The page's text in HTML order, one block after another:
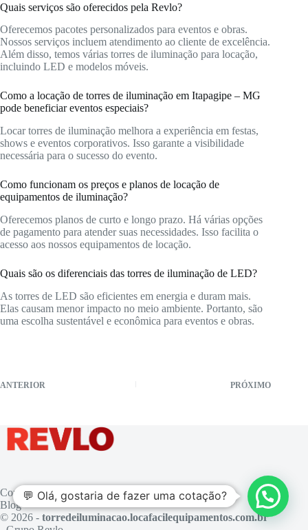
Quais serviços são oferecidos pela Revlo?
Oferecemos pacotes personalizados para eventos e obras.
Nossos serviços incluem atendimento ao cliente de excelência.
Além disso, temos várias torres de iluminação para locação,
incluindo LED e modelos móveis.
Como a locação de torres de iluminação em Itapagipe – MG
pode beneficiar eventos especiais?
Locar torres de iluminação melhora a experiência em festas,
shows e eventos corporativos. Isso garante a visibilidade
necessária para o sucesso do evento.
Como funcionam os preços e planos de locação de
equipamentos de iluminação?
Oferecemos planos de curto e longo prazo. Há várias opções
de pagamento para atender suas necessidades. Isso facilita o
acesso aos nossos equipamentos de locação.
Quais são os diferenciais das torres de iluminação de LED?
As torres de LED são eficientes em energia e duram mais.
Elas causam menor impacto no meio ambiente. Portanto, são
uma escolha sustentável e econômica para eventos e obras.
ANTERIOR PRÓXIMO
Contato
Blog
© 2026 - torredeiluminacao.locafacilequipamentos.com.br
💬 Olá, gostaria de fazer uma cotação?